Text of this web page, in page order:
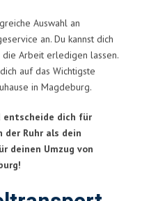
Auswahl an
an. Du kannst dich
die Arbeit erledigen lassen.
auf das Wichtigste
in Magdeburg.
entscheide dich für
der Ruhr als dein
deinen Umzug von